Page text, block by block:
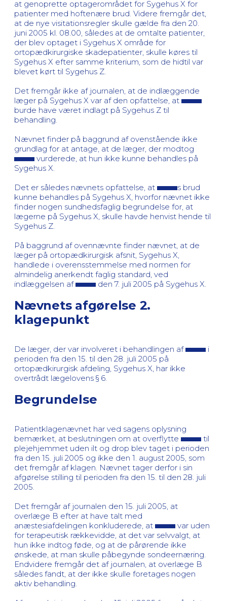
at genoprette optagerområdet for Sygehus X for
patienter med hoftenære brud. Videre fremgår det,
at de nye visitationsregler skulle gælde fra den 20.
juni 2005 kl. 08.00, således at de omtalte patienter,
der blev optaget i Sygehus X område for
ortopædkirurgiske skadepatienter, skulle køres til
Sygehus X efter samme kriterium, som de hidtil var
blevet kørt til Sygehus Z.
Det fremgår ikke af journalen, at de indlæggende
læger på Sygehus X var af den opfattelse, at
burde have været indlagt på Sygehus Z til
behandling.
Nævnet finder på baggrund af ovenstående ikke
grundlag for at antage, at de læger, der modtog
vurderede, at hun ikke kunne behandles på
Sygehus X.
Det er således nævnets opfattelse, at
s brud
kunne behandles på Sygehus X, hvorfor nævnet ikke
finder nogen sundhedsfaglig begrundelse for, at
lægerne på Sygehus X, skulle havde henvist hende til
Sygehus Z.
På baggrund af ovennævnte finder nævnet, at de
læger på ortopædkirurgisk afsnit, Sygehus X,
handlede i overensstemmelse med normen for
almindelig anerkendt faglig standard, ved
indlæggelsen af
den 7. juli 2005 på Sygehus X.
Nævnets afgørelse 2.
klagepunkt
De læger, der var involveret i behandlingen af
i
perioden fra den 15. til den 28. juli 2005 på
ortopædkirurgisk afdeling, Sygehus X, har ikke
overtrådt lægelovens § 6.
Begrundelse
Patientklagenævnet har ved sagens oplysning
bemærket, at beslutningen om at overflytte
til
plejehjemmet uden ilt og drop blev taget i perioden
fra den 15. juli 2005 og ikke den 1. august 2005, som
det fremgår af klagen. Nævnet tager derfor i sin
afgørelse stilling til perioden fra den 15. til den 28. juli
2005.
Det fremgår af journalen den 15. juli 2005, at
overlæge B efter at have talt med
anæstesiafdelingen konkluderede, at
var uden
for terapeutisk rækkevidde, at det var selvvalgt, at
hun ikke indtog føde, og at de pårørende ikke
ønskede, at man skulle påbegynde sondeernæring.
Endvidere fremgår det af journalen, at overlæge B
således fandt, at der ikke skulle foretages nogen
aktiv behandling.